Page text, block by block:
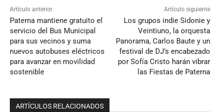
Artículo anterior
Paterna mantiene gratuito el
servicio del Bus Municipal
para sus vecinos y suma
nuevos autobuses eléctricos
para avanzar en movilidad
sostenible
Artículo siguiente
Los grupos indie Sidonie y
Veintiuno, la orquesta
Panorama, Carlos Baute y un
festival de DJ’s encabezado
por Sofía Cristo harán vibrar
las Fiestas de Paterna
ARTÍCULOS RELACIONADOS